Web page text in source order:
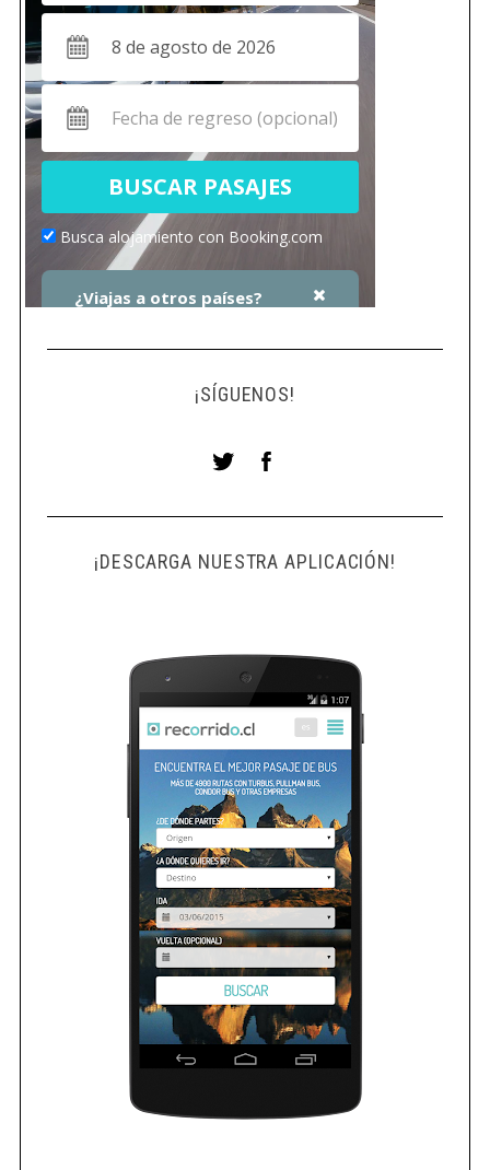
¡SÍGUENOS!
¡DESCARGA NUESTRA APLICACIÓN!